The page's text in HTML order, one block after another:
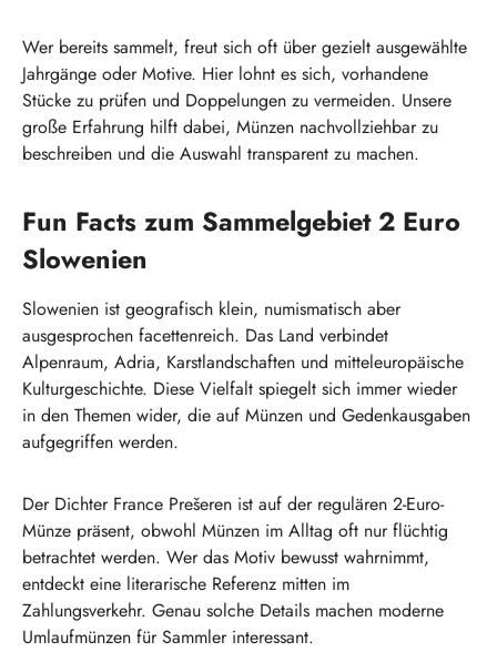
Wer bereits sammelt, freut sich oft über gezielt ausgewählte
Jahrgänge oder Motive. Hier lohnt es sich, vorhandene
Stücke zu prüfen und Doppelungen zu vermeiden. Unsere
große Erfahrung hilft dabei, Münzen nachvollziehbar zu
beschreiben und die Auswahl transparent zu machen.
Fun Facts zum Sammelgebiet 2 Euro
Slowenien
Slowenien ist geografisch klein, numismatisch aber
ausgesprochen facettenreich. Das Land verbindet
Alpenraum, Adria, Karstlandschaften und mitteleuropäische
Kulturgeschichte. Diese Vielfalt spiegelt sich immer wieder
in den Themen wider, die auf Münzen und Gedenkausgaben
aufgegriffen werden.
Der Dichter France Prešeren ist auf der regulären 2-Euro-
Münze präsent, obwohl Münzen im Alltag oft nur flüchtig
betrachtet werden. Wer das Motiv bewusst wahrnimmt,
entdeckt eine literarische Referenz mitten im
Zahlungsverkehr. Genau solche Details machen moderne
Umlaufmünzen für Sammler interessant.